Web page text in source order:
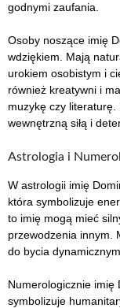
godnymi zaufania.
Osoby noszące imię
wdziękiem. Mają
urokiem osobistym i
również kreatywni i
muzykę czy
wewnętrzną siłą i
Astrologia i
W astrologii imię
która symbolizuje
to imię mogą mieć
przewodzenia innym.
do bycia
Numerologicznie imię
symbolizuje